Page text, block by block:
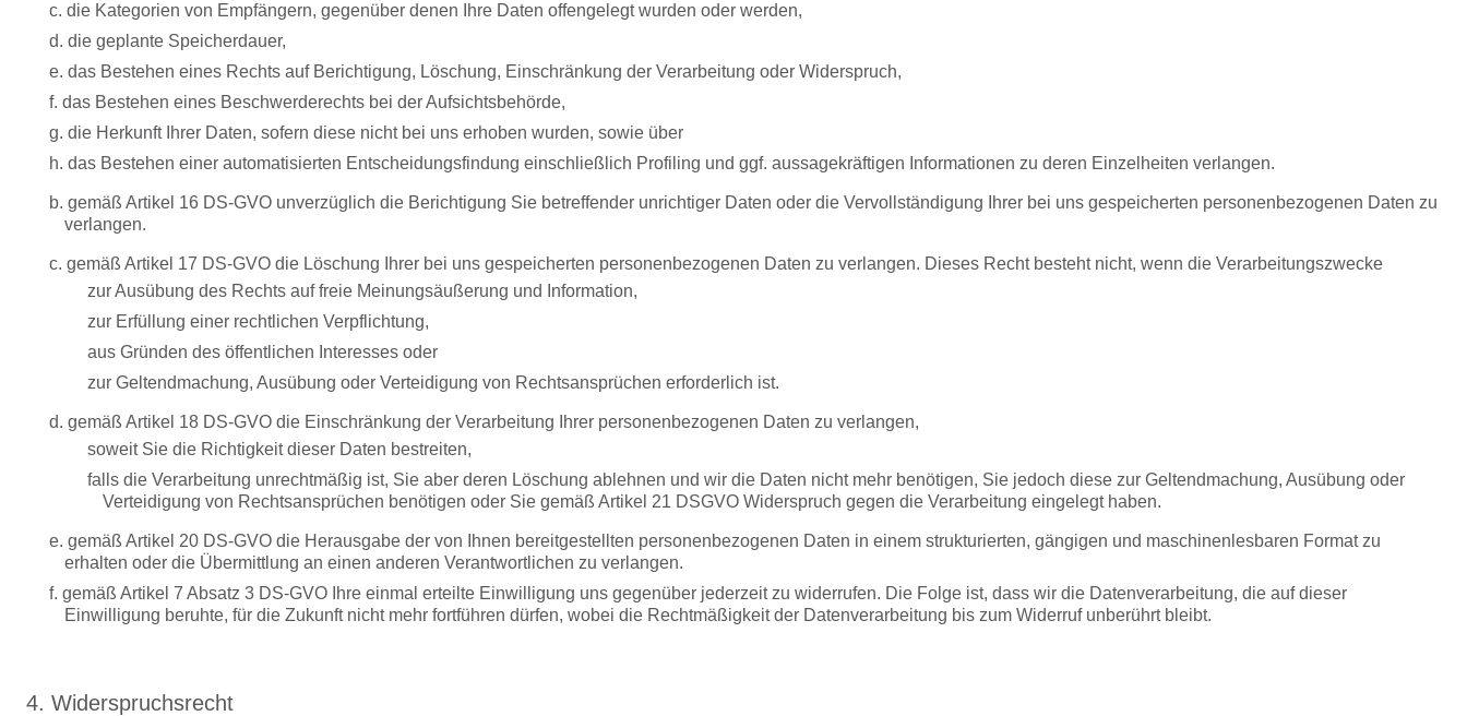
c. die Kategorien von Empfängern, gegenüber denen Ihre Daten offengelegt wurden oder werden,
d. die geplante Speicherdauer,
e. das Bestehen eines Rechts auf Berichtigung, Löschung, Einschränkung der Verarbeitung oder Widerspruch,
f. das Bestehen eines Beschwerderechts bei der Aufsichtsbehörde,
g. die Herkunft Ihrer Daten, sofern diese nicht bei uns erhoben wurden, sowie über
h. das Bestehen einer automatisierten Entscheidungsfindung einschließlich Profiling und ggf. aussagekräftigen Informationen zu deren Einzelheiten verlangen.
b. gemäß Artikel 16 DS-GVO unverzüglich die Berichtigung Sie betreffender unrichtiger Daten oder die Vervollständigung Ihrer bei uns gespeicherten personenbezogenen Daten zu
verlangen.
c. gemäß Artikel 17 DS-GVO die Löschung Ihrer bei uns gespeicherten personenbezogenen Daten zu verlangen. Dieses Recht besteht nicht, wenn die Verarbeitungszwecke
zur Ausübung des Rechts auf freie Meinungsäußerung und Information,
zur Erfüllung einer rechtlichen Verpflichtung,
aus Gründen des öffentlichen Interesses oder
zur Geltendmachung, Ausübung oder Verteidigung von Rechtsansprüchen erforderlich ist.
d. gemäß Artikel 18 DS-GVO die Einschränkung der Verarbeitung Ihrer personenbezogenen Daten zu verlangen,
soweit Sie die Richtigkeit dieser Daten bestreiten,
falls die Verarbeitung unrechtmäßig ist, Sie aber deren Löschung ablehnen und wir die Daten nicht mehr benötigen, Sie jedoch diese zur Geltendmachung, Ausübung oder
Verteidigung von Rechtsansprüchen benötigen oder Sie gemäß Artikel 21 DSGVO Widerspruch gegen die Verarbeitung eingelegt haben.
e. gemäß Artikel 20 DS-GVO die Herausgabe der von Ihnen bereitgestellten personenbezogenen Daten in einem strukturierten, gängigen und maschinenlesbaren Format zu
erhalten oder die Übermittlung an einen anderen Verantwortlichen zu verlangen.
f. gemäß Artikel 7 Absatz 3 DS-GVO Ihre einmal erteilte Einwilligung uns gegenüber jederzeit zu widerrufen. Die Folge ist, dass wir die Datenverarbeitung, die auf dieser
Einwilligung beruhte, für die Zukunft nicht mehr fortführen dürfen, wobei die Rechtmäßigkeit der Datenverarbeitung bis zum Widerruf unberührt bleibt.
4. Widerspruchsrecht